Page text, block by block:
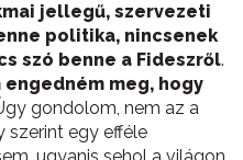
jellegű, szervezeti
politika, nincsenek
szó benne a Fideszről.
engedném meg, hogy
gondolom, nem az a
szerint egy efféle